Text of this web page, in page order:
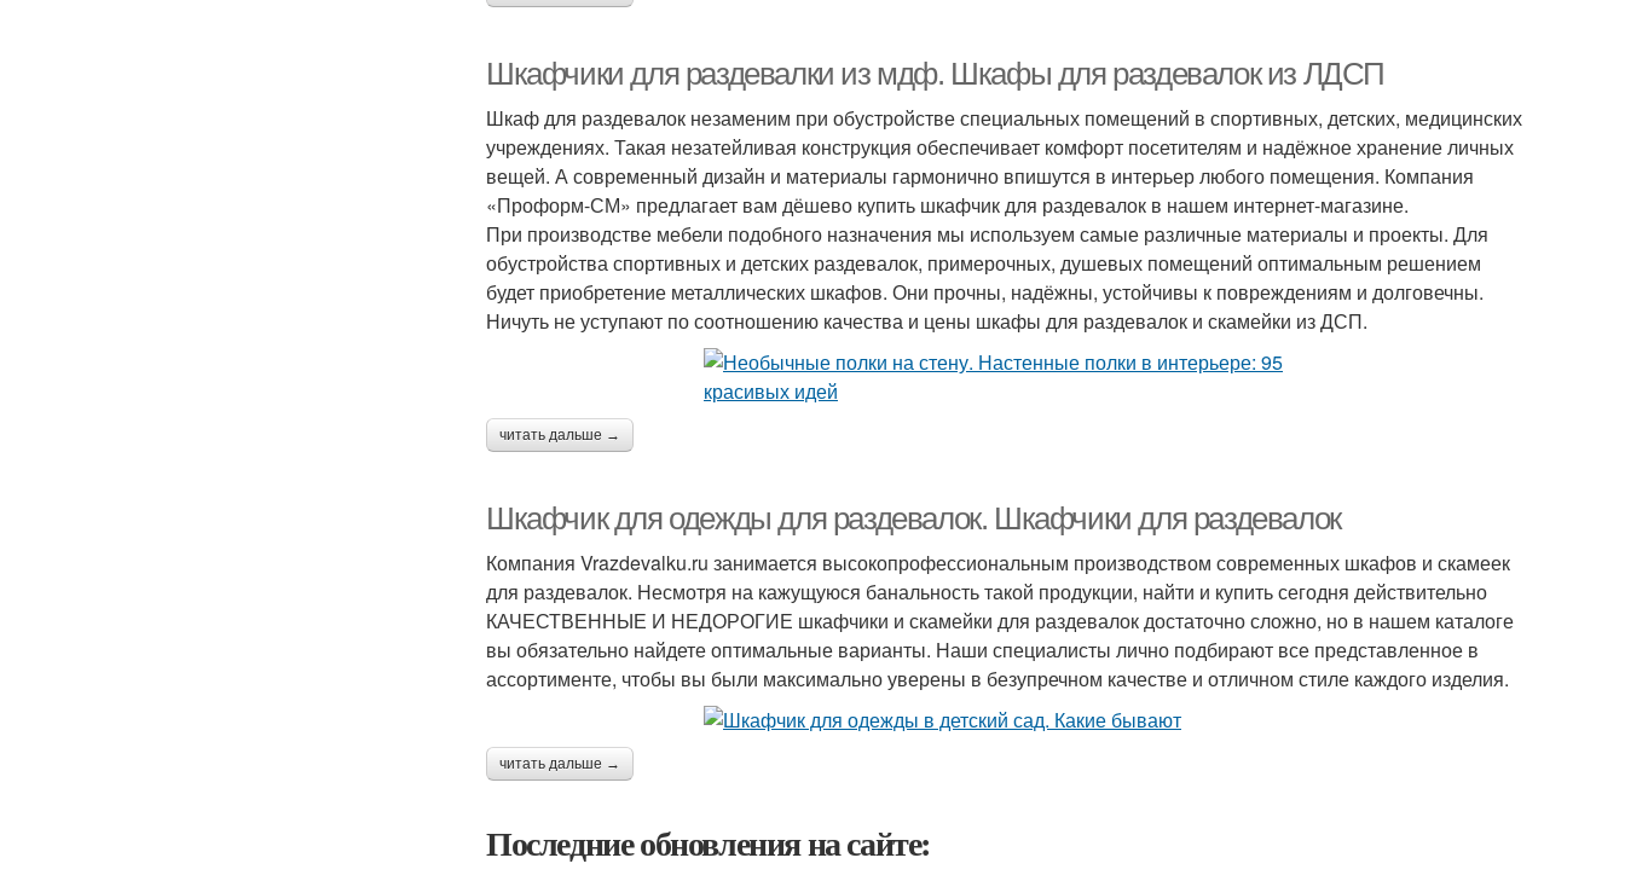
Шкафчики для раздевалки из мдф. Шкафы для раздевалок из ЛДСП
Шкаф для раздевалок незаменим при обустройстве специальных помещений в спортивных, детских, медицинских
учреждениях. Такая незатейливая конструкция обеспечивает комфорт посетителям и надёжное хранение личных
вещей. А современный дизайн и материалы гармонично впишутся в интерьер любого помещения. Компания
«Проформ-СМ» предлагает вам дёшево купить шкафчик для раздевалок в нашем интернет-магазине.
При производстве мебели подобного назначения мы используем самые различные материалы и проекты. Для
обустройства спортивных и детских раздевалок, примерочных, душевых помещений оптимальным решением
будет приобретение металлических шкафов. Они прочны, надёжны, устойчивы к повреждениям и долговечны.
Ничуть не уступают по соотношению качества и цены шкафы для раздевалок и скамейки из ДСП.
читать дальше →
Шкафчик для одежды для раздевалок. Шкафчики для раздевалок
Компания Vrazdevalku.ru занимается высокопрофессиональным производством современных шкафов и скамеек
для раздевалок. Несмотря на кажущуюся банальность такой продукции, найти и купить сегодня действительно
КАЧЕСТВЕННЫЕ И НЕДОРОГИЕ шкафчики и скамейки для раздевалок достаточно сложно, но в нашем каталоге
вы обязательно найдете оптимальные варианты. Наши специалисты лично подбирают все представленное в
ассортименте, чтобы вы были максимально уверены в безупречном качестве и отличном стиле каждого изделия.
читать дальше →
Последние обновления на сайте: